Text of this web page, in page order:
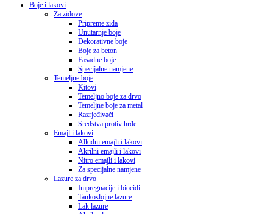
Boje i lakovi
Za zidove
Pripreme zida
Unutarnje boje
Dekorativne boje
Boje za beton
Fasadne boje
Specijalne namjene
Temeljne boje
Kitovi
Temeljno boje za drvo
Temeljne boje za metal
Razrjeđivači
Sredstva protiv hrđe
Emajl i lakovi
Alkidni emajli i lakovi
Akrilni emajli i lakovi
Nitro emajli i lakovi
Za specijalne namjene
Lazure za drvo
Impregnacije i biocidi
Tankoslojne lazure
Lak lazure